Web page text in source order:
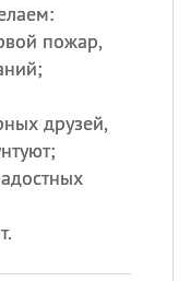
пожар,
друзей,